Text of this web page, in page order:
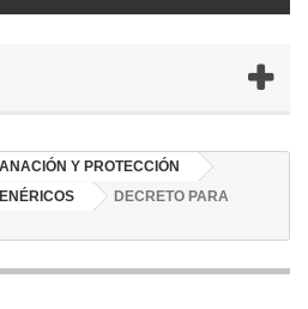
Y PROTECCIÓN
DECRETO PARA